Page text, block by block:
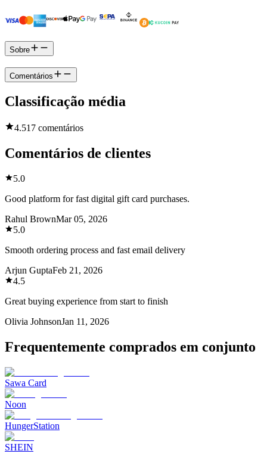
Sobre
Comentários
Classificação média
4.517 comentários
Comentários de clientes
5.0
Good platform for fast digital gift card purchases.
Rahul BrownMar 05, 2026
5.0
Smooth ordering process and fast email delivery
Arjun GuptaFeb 21, 2026
4.5
Great buying experience from start to finish
Olivia JohnsonJan 11, 2026
Frequentemente comprados em conjunto
Sawa Card
Noon
HungerStation
SHEIN